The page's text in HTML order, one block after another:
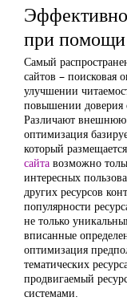
при помощи
Самый
сайтов – поисковая
улучшении
повышении доверия
Различают
оптимизация
который
сайта возможно
интересных
других ресурсов
популярности
не только
вписанные
оптимизация
тематических
продвигаемый
системами.